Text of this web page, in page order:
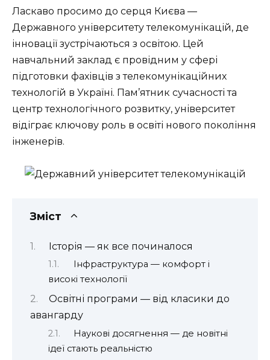
Ласкаво просимо до серця Києва —
Державного університету телекомунікацій, де
інновації зустрічаються з освітою. Цей
навчальний заклад є провідним у сфері
підготовки фахівців з телекомунікаційних
технологій в Україні. Пам’ятник сучасності та
центр технологічного розвитку, університет
відіграє ключову роль в освіті нового покоління
інженерів.
Зміст
Історія — як все починалося
Інфраструктура — комфорт і
високі технології
Освітні програми — від класики до
авангарду
Наукові досягнення — де новітні
ідеї стають реальністю